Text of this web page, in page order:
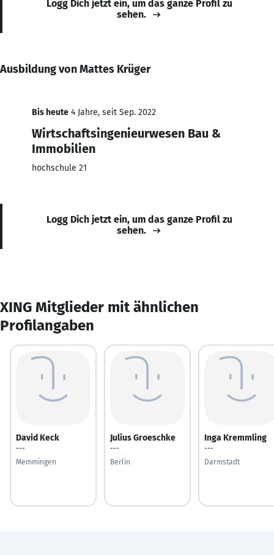
Logg Dich jetzt ein, um das ganze Profil zu
sehen.
Ausbildung von Mattes Krüger
Bis heute 4 Jahre, seit Sep. 2022
Wirtschaftsingenieurwesen Bau &
Immobilien
hochschule 21
Logg Dich jetzt ein, um das ganze Profil zu
sehen.
XING Mitglieder mit ähnlichen
Profilangaben
David Keck
---
Memmingen
Julius Groeschke
---
Berlin
Inga Kremmling
---
Darmstadt